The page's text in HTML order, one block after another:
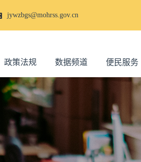
jywzbgs@mohrss.gov.cn
政策法规 数据频道 便民服务